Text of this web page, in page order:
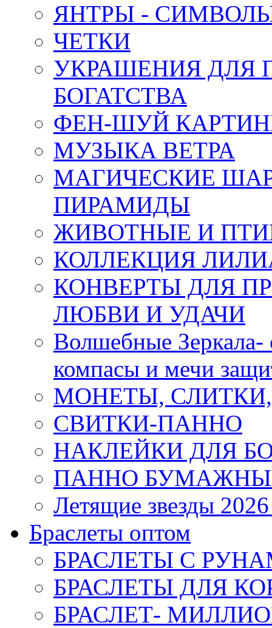
ЯНТРЫ -
ЧЕТКИ
УКРАШЕНИЯ ДЛЯ
БОГАТСТВА
ФЕН-ШУЙ
МУЗЫКА ВЕТРА
МАГИЧЕСКИЕ
ПИРАМИДЫ
ЖИВОТНЫЕ И
КОЛЛЕКЦИЯ
КОНВЕРТЫ ДЛЯ
ЛЮБВИ И УДАЧИ
Волшебные Зеркала-
компасы и мечи
МОНЕТЫ,
СВИТКИ-ПАННО
НАКЛЕЙКИ ДЛЯ
ПАННО
Летящие звезды
Браслеты оптом
БРАСЛЕТЫ С
БРАСЛЕТЫ ДЛЯ
БРАСЛЕТ-